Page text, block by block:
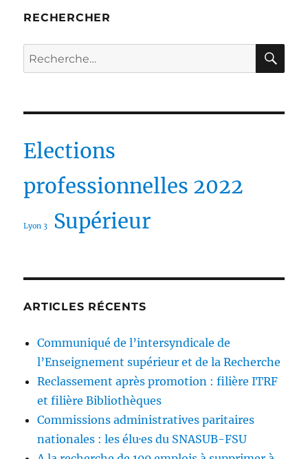
RECHERCHER
Recherche
pour :
Elections
professionnelles 2022
Lyon 3 Supérieur
ARTICLES RÉCENTS
Communiqué de l’intersyndicale de
l’Enseignement supérieur et de la Recherche
Reclassement après promotion : filière ITRF
et filière Bibliothèques
Commissions administratives paritaires
nationales : les élu·es du SNASUB-FSU